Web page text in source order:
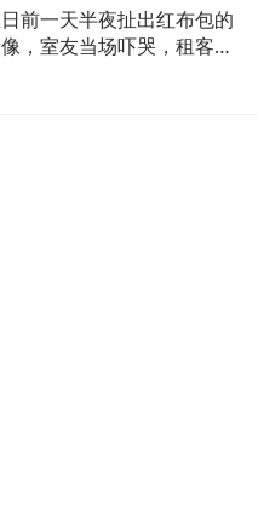
前一天半夜扯出红布包的
，室友当场吓哭，租客连